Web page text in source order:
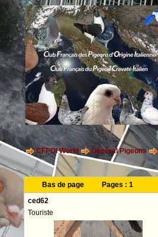
CFPOI World Général Pigeons
Bas de page Pages : 1
ced62
Touriste